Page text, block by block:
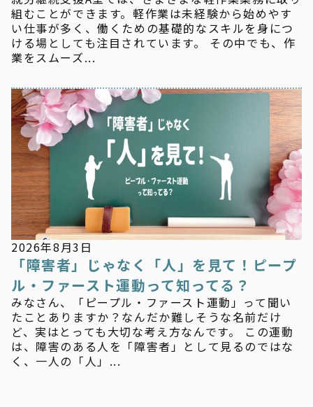
組むことができます。軽作業は未経験から始めやす
い仕事が多く、働くための基礎的なスキルを身につ
ける場としても注目されています。 その中でも、作
業をスムーズ...
新着情報
2026年8月3日
「障害者」じゃなく「人」を見て！ピープ
ル・ファースト運動って知ってる？
みなさん、「ピープル・ファースト運動」って聞い
たことありますか？なんだか難しそうな名前だけ
ど、実はとっても大切な考え方なんです。 この運動
は、障害のある人を「障害者」として見るのではな
く、一人の「人」...